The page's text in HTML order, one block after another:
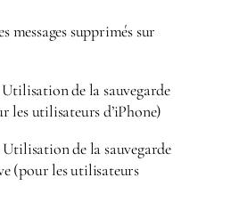
messages supprimés sur
de la sauvegarde
les utilisateurs d’iPhone)
de la sauvegarde
(pour les utilisateurs